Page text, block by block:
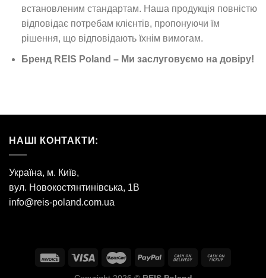
встановленим стандартам. Наша продукція повністю
відповідає потребам клієнтів, пропонуючи їм
рішення, що відповідають їхнім вимогам.
Бренд REIS Poland – Ми заслуговуємо на довіру!
НАШІ КОНТАКТИ:
Україна, м. Київ,
вул. Новокостянтинівська, 1В
info@reis-poland.com.ua